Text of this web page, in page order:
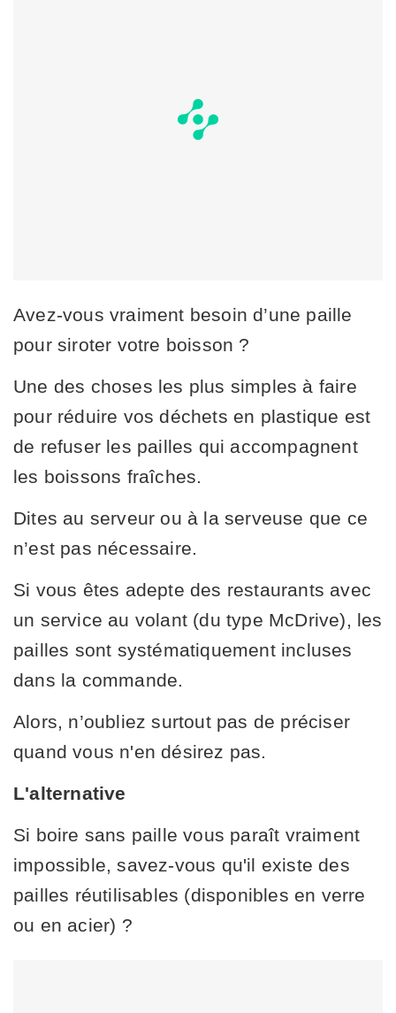
Avez-vous vraiment besoin d’une paille
pour siroter votre boisson ?
Une des choses les plus simples à faire
pour réduire vos déchets en plastique est
de refuser les pailles qui accompagnent
les boissons fraîches.
Dites au serveur ou à la serveuse que ce
n’est pas nécessaire.
Si vous êtes adepte des restaurants avec
un service au volant (du type McDrive), les
pailles sont systématiquement incluses
dans la commande.
Alors, n’oubliez surtout pas de préciser
quand vous n'en désirez pas.
L'alternative
Si boire sans paille vous paraît vraiment
impossible, savez-vous qu'il existe des
pailles réutilisables (disponibles en verre
ou en acier) ?